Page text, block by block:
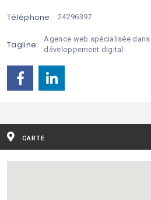
Téléphone: 24296397
Tagline:
Agence web spécialisée
développement digital
CARTE